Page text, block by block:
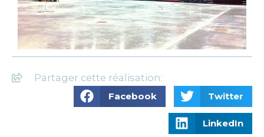
Partager cette réalisation:
Facebook Twitter
LinkedIn